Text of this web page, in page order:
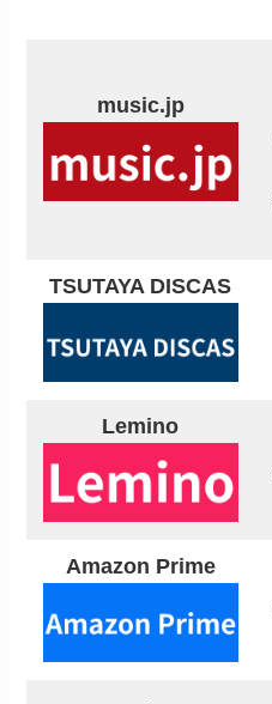
music.jp
TSUTAYA DISCAS
Lemino
Amazon Prime